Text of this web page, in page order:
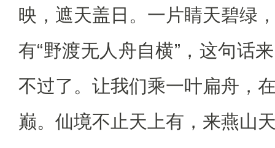
映，遮天盖日。一片睛天碧绿
有“野渡无人舟自横”，这句话
不过了。让我们乘一叶扁舟，
巅。仙境不止天上有，来燕山